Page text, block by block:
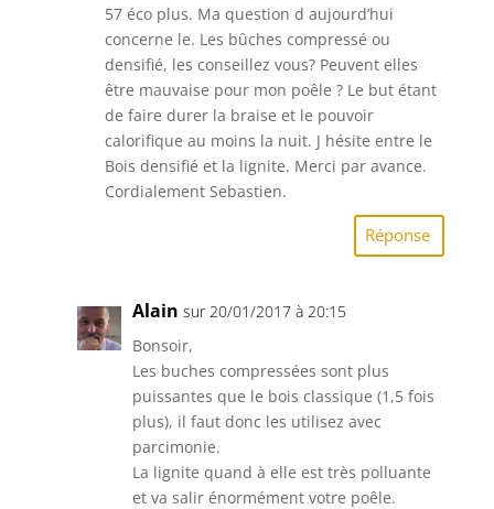
57 éco plus. Ma question d aujourd’hui
concerne le. Les bûches compressé ou
densifié, les conseillez vous? Peuvent elles
être mauvaise pour mon poêle ? Le but étant
de faire durer la braise et le pouvoir
calorifique au moins la nuit. J hésite entre le
Bois densifié et la lignite. Merci par avance.
Cordialement Sebastien.
Réponse
Alain sur 20/01/2017 à 20:15
Bonsoir,
Les buches compressées sont plus
puissantes que le bois classique (1,5 fois
plus), il faut donc les utilisez avec
parcimonie.
La lignite quand à elle est très polluante
et va salir énormément votre poêle.